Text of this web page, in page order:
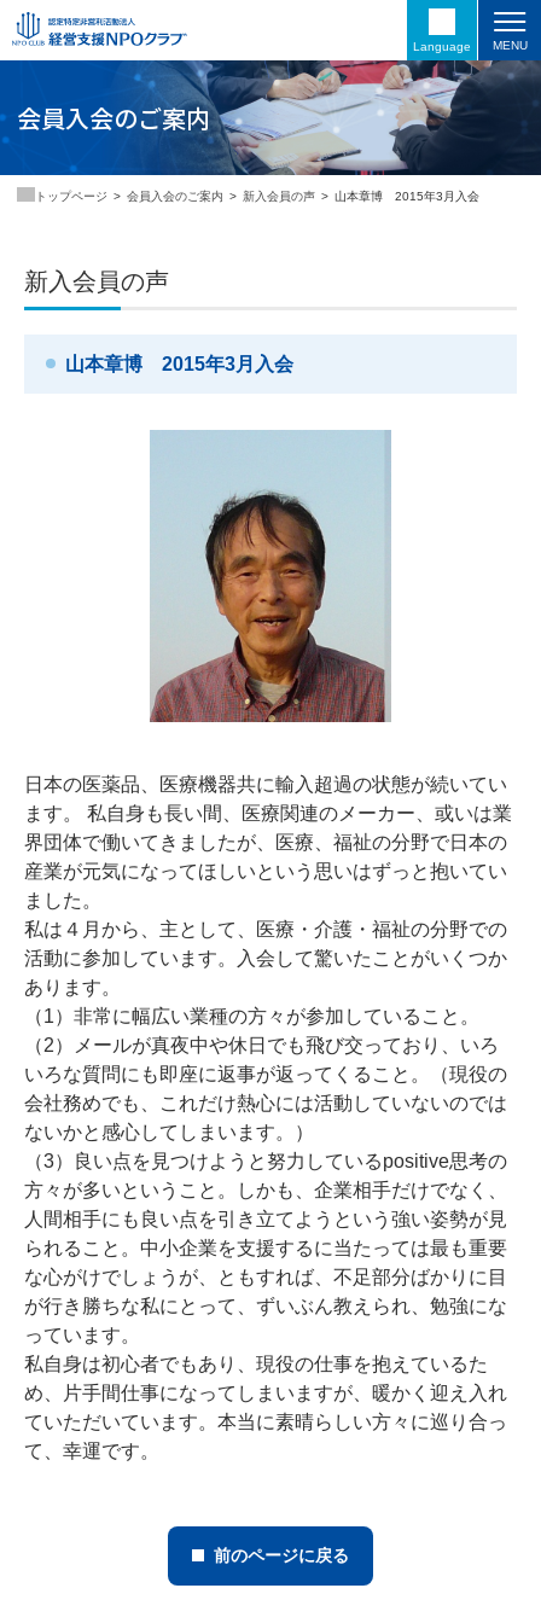
Language MENU
会員入会のご案内
トップページ 会員入会のご案内 新入会員の声 山本章博 2015年3月入会
新入会員の声
山本章博 2015年3月入会
日本の医薬品、医療機器共に輸入超過の状態が続いてい
ます。 私自身も長い間、医療関連のメーカー、或いは業
界団体で働いてきましたが、医療、福祉の分野で日本の
産業が元気になってほしいという思いはずっと抱いてい
ました。
私は４月から、主として、医療・介護・福祉の分野での
活動に参加しています。入会して驚いたことがいくつか
あります。
（1）非常に幅広い業種の方々が参加していること。
（2）メールが真夜中や休日でも飛び交っており、いろ
いろな質問にも即座に返事が返ってくること。（現役の
会社務めでも、これだけ熱心には活動していないのでは
ないかと感心してしまいます。）
（3）良い点を見つけようと努力しているpositive思考の
方々が多いということ。しかも、企業相手だけでなく、
人間相手にも良い点を引き立てようという強い姿勢が見
られること。中小企業を支援するに当たっては最も重要
な心がけでしょうが、ともすれば、不足部分ばかりに目
が行き勝ちな私にとって、ずいぶん教えられ、勉強にな
っています。
私自身は初心者でもあり、現役の仕事を抱えているた
め、片手間仕事になってしまいますが、暖かく迎え入れ
ていただいています。本当に素晴らしい方々に巡り合っ
て、幸運です。
前のページに戻る